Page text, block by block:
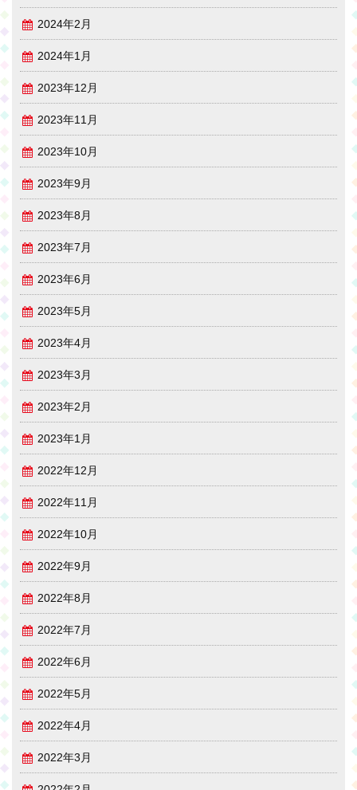
2024年2月
2024年1月
2023年12月
2023年11月
2023年10月
2023年9月
2023年8月
2023年7月
2023年6月
2023年5月
2023年4月
2023年3月
2023年2月
2023年1月
2022年12月
2022年11月
2022年10月
2022年9月
2022年8月
2022年7月
2022年6月
2022年5月
2022年4月
2022年3月